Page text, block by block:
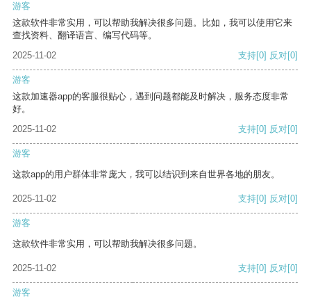
游客
这款软件非常实用，可以帮助我解决很多问题。比如，我可以使用它来
查找资料、翻译语言、编写代码等。
2025-11-02
支持[0] 反对[0]
游客
这款加速器app的客服很贴心，遇到问题都能及时解决，服务态度非常
好。
2025-11-02
支持[0] 反对[0]
游客
这款app的用户群体非常庞大，我可以结识到来自世界各地的朋友。
2025-11-02 支持[0] 反对[0]
游客
这款软件非常实用，可以帮助我解决很多问题。
2025-11-02 支持[0] 反对[0]
游客